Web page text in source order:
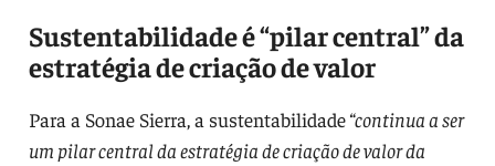
Sustentabilidade é “pilar central” da
estratégia de criação de valor
Para a Sonae Sierra, a sustentabilidade“continua a ser
um pilar central da estratégia de criação de valor da